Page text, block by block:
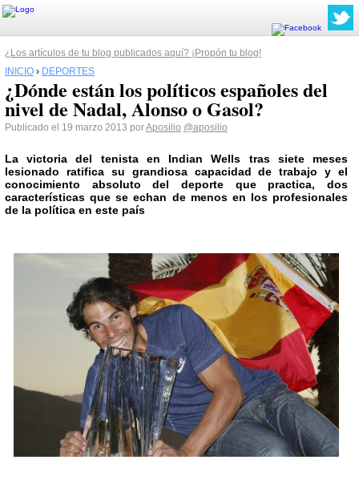
¿Los artículos de tu blog publicados aquí? ¡Propón tu blog!
INICIO › DEPORTES
¿Dónde están los políticos españoles del
nivel de Nadal, Alonso o Gasol?
Publicado el 19 marzo 2013 porAposilio @aposilio
La victoria del tenista en Indian Wells tras siete meses
lesionado ratifica su grandiosa capacidad de trabajo y el
conocimiento absoluto del deporte que practica, dos
características que se echan de menos en los profesionales
de la política en este país